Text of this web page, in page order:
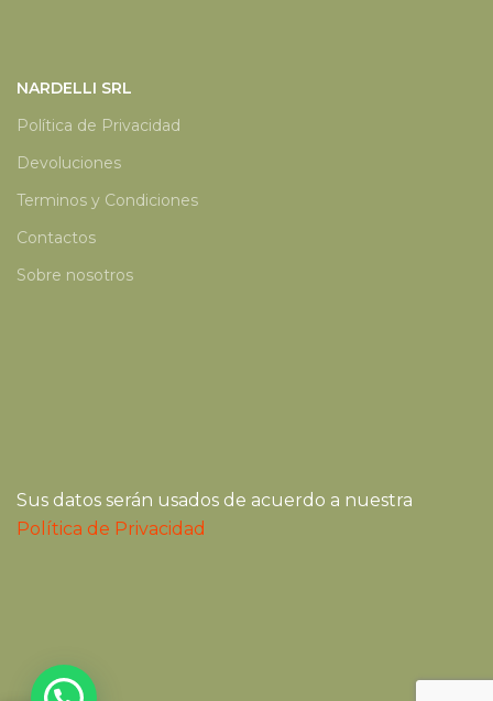
NARDELLI SRL
Política de Privacidad
Devoluciones
Terminos y Condiciones
Contactos
Sobre nosotros
Sus datos serán usados de acuerdo a nuestra
Política de Privacidad